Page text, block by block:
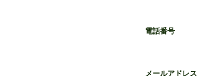
電話番号
メールアドレス